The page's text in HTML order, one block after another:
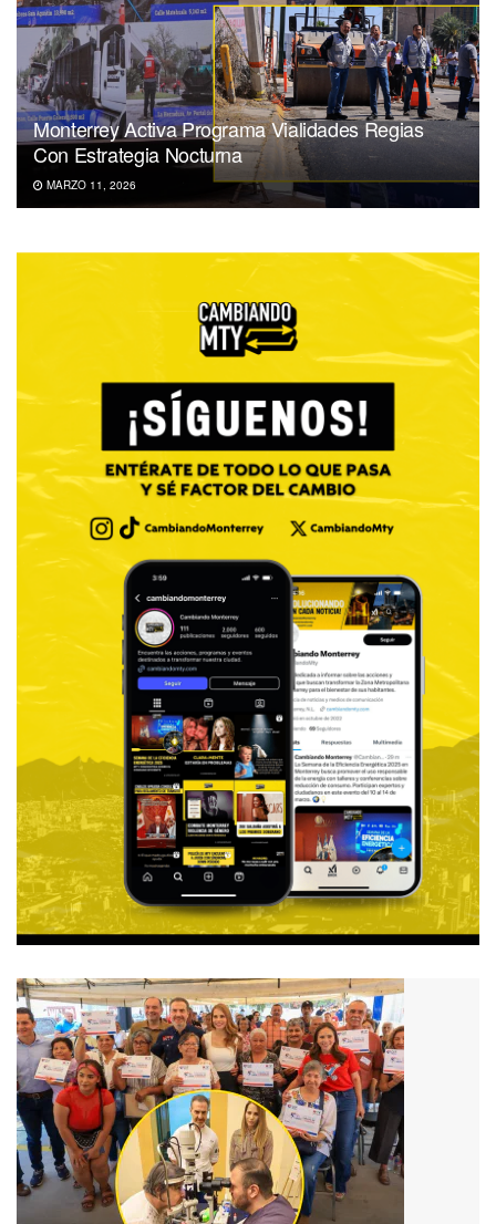
Monterrey Activa Programa Vialidades Regias
Con Estrategia Nocturna
MARZO 11, 2026